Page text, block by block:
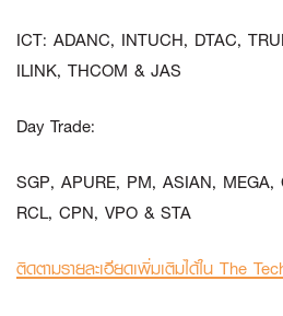
ICT: ADANC, INTUCH, DTAC,
ILINK, THCOM & JAS
Day Trade:
SGP, APURE, PM, ASIAN,
RCL, CPN, VPO & STA
ติดตามรายละเอียดเพิ่มเติมได้ใน The